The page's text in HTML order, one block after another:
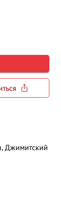
Джимитский